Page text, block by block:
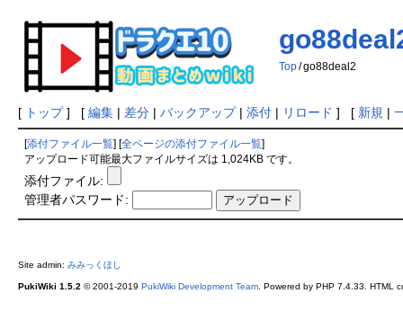
Top /go88deal2
[ トップ] [ 編集| 差分| バックアップ| 添付| リロード ] [ 新規 |
添付ファイル一覧 全ページの添付ファイル一覧
アップロード可能最大ファイルサイズは 1,024KB です。
添付ファイル:
管理者パスワード:
Site admin: みみっくほし
PukiWiki 1.5.2 © 2001-2019 PukiWiki Development Team. Powered by PHP 7.4.33. HTML